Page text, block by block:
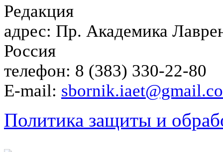
Редакция
адрес: Пр. Академика
Россия
телефон: 8 (383) 330-22-80
E-mail:
Политика защиты и